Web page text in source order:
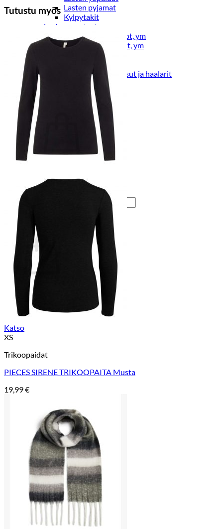
Lasten pyjamat
Kylpytakit
Lasten asusteet
Vyöt, käsineet,pipot, ym
Sukat, sukkahousut, ym
Ulkoilupuvut, housut ja haalarit
Kirjaudu
Takaisin kauppaan
Ostoskori
Ostoskori on tyhjä.
Takaisin kauppaan
Tutustu myös
Katso
XS
Trikoopaidat
PIECES SIRENE TRIKOOPAITA Musta
19,99€